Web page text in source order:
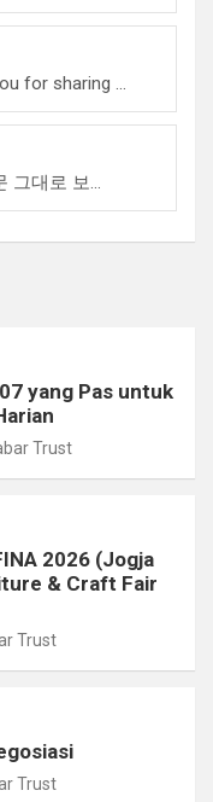
for sharing ...
그대로 보...
yang Pas untuk
Trust
2026 (Jogja
& Craft Fair
Trust
Trust